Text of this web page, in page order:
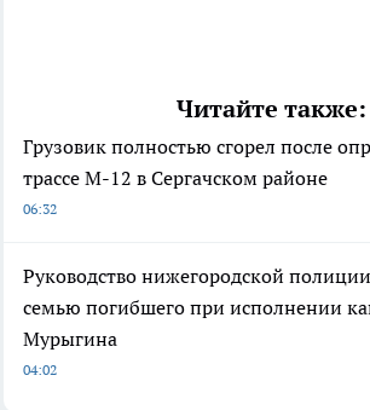
Читайте также:
Грузовик полностью сгорел после
трассе М-12 в Сергачском районе
06:32
Руководство нижегородской
семью погибшего при исполнении
Мурыгина
04:02